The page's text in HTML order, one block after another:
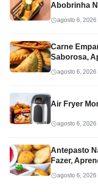
Abobrinha
agosto 6, 2026
Carne
Saborosa,
agosto 6, 2026
Air Fryer
agosto 6, 2026
Antepasto
Fazer,
agosto 6, 2026